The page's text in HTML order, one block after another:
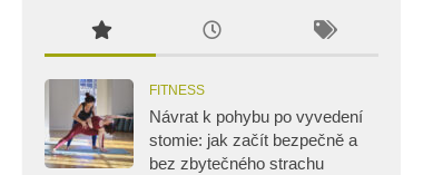
FITNESS
Návrat k pohybu po vyvedení
stomie: jak začít bezpečně a
bez zbytečného strachu